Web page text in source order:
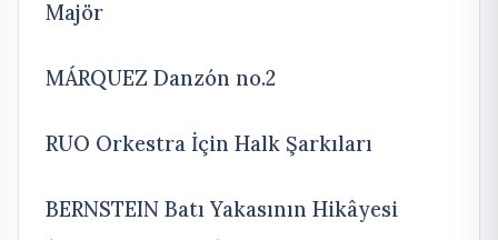
Majör
MÁRQUEZ Danzón no.2
RUO Orkestra İçin Halk Şarkıları
BERNSTEIN Batı Yakasının Hikâyesi